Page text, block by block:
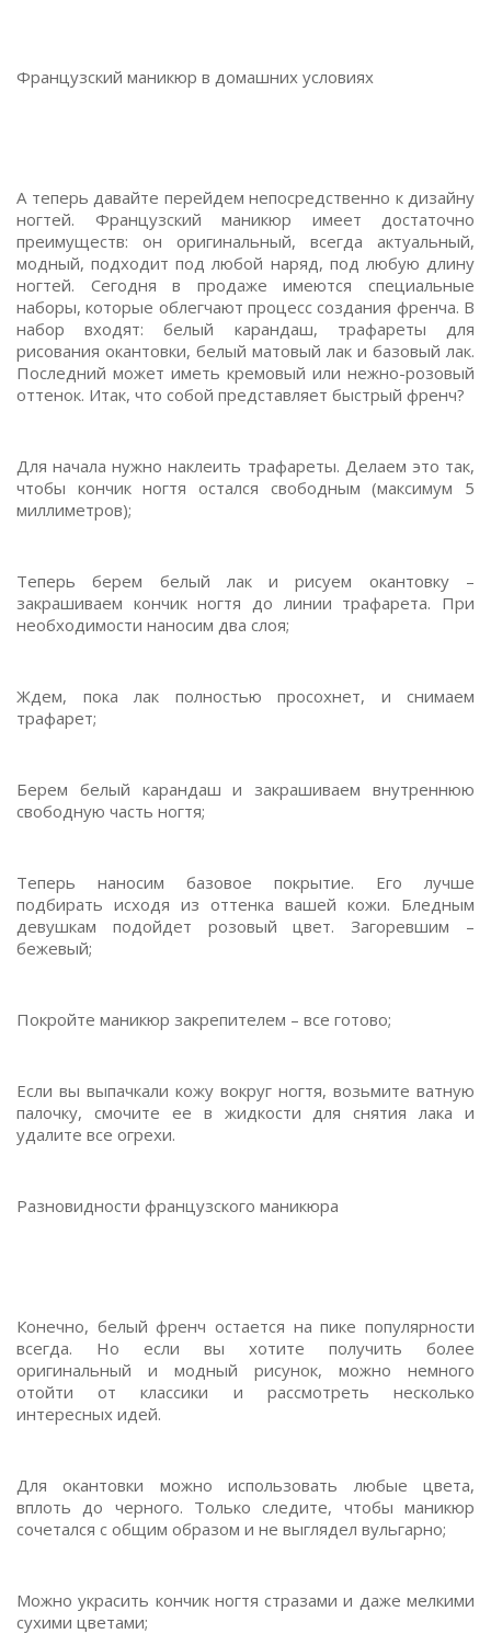
Французский маникюр в домашних условиях
А теперь давайте перейдем непосредственно к дизайну
ногтей. Французский маникюр имеет достаточно
преимуществ: он оригинальный, всегда актуальный,
модный, подходит под любой наряд, под любую длину
ногтей. Сегодня в продаже имеются специальные
наборы, которые облегчают процесс создания френча. В
набор входят: белый карандаш, трафареты для
рисования окантовки, белый матовый лак и базовый лак.
Последний может иметь кремовый или нежно-розовый
оттенок. Итак, что собой представляет быстрый френч?
Для начала нужно наклеить трафареты. Делаем это так,
чтобы кончик ногтя остался свободным (максимум 5
миллиметров);
Теперь берем белый лак и рисуем окантовку –
закрашиваем кончик ногтя до линии трафарета. При
необходимости наносим два слоя;
Ждем, пока лак полностью просохнет, и снимаем
трафарет;
Берем белый карандаш и закрашиваем внутреннюю
свободную часть ногтя;
Теперь наносим базовое покрытие. Его лучше
подбирать исходя из оттенка вашей кожи. Бледным
девушкам подойдет розовый цвет. Загоревшим –
бежевый;
Покройте маникюр закрепителем – все готово;
Если вы выпачкали кожу вокруг ногтя, возьмите ватную
палочку, смочите ее в жидкости для снятия лака и
удалите все огрехи.
Разновидности французского маникюра
Конечно, белый френч остается на пике популярности
всегда. Но если вы хотите получить более
оригинальный и модный рисунок, можно немного
отойти от классики и рассмотреть несколько
интересных идей.
Для окантовки можно использовать любые цвета,
вплоть до черного. Только следите, чтобы маникюр
сочетался с общим образом и не выглядел вульгарно;
Можно украсить кончик ногтя стразами и даже мелкими
сухими цветами;